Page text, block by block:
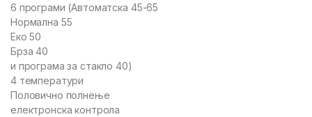
6 програми (Автоматска 45-65
Нормална 55
Еко 50
Брза 40
и програма за стакло 40)
4 температури
Половично полнење
електронска контрола